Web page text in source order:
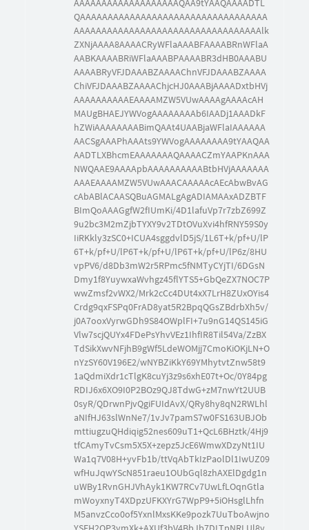
AAAAAAAAAAAAAAAAAAAQAA9tYAAQAAAADTL
QAAAAAAAAAAAAAAAAAAAAAAAAAAAAAAAAAA
AAAAAAAAAAAAAAAAAAAAAAAAAAAAAAAAAAlk
ZXNjAAAA8AAAACRyWFlaAAABFAAAABRnWFlaA
AABKAAAABRiWFlaAAABPAAAABR3dHB0AAABU
AAAABRyVFJDAAABZAAAAChnVFJDAAABZAAAA
ChiVFJDAAABZAAAAChjcHJ0AAABjAAAADxtbHVj
AAAAAAAAAAEAAAAMZW5VUwAAAAgAAAAcAH
MAUgBHAEJYWVogAAAAAAAAb6IAADj1AAADkF
hZWiAAAAAAAABimQAAt4UAABjaWFlaIAAAAAA
AACSgAAAPhAAAts9YWVogAAAAAAAA9tYAAQAA
AADTLXBhcmEAAAAAAAQAAAACZmYAAPKnAAA
NWQAAE9AAAApbAAAAAAAAAABtbHVjAAAAAAA
AAAEAAAAMZW5VUwAAACAAAAAcAEcAbwBvAG
cAbABlACAASQBuAGMALgAgADIAMAAxADZBTF
BImQoAAAGgfW2fIUmKi/4D1lafuVp7r7zbZ699Z
9u2bc3M2mZjbTYXY9v2TDtOVuXvi4hfRNY59S0y
IiRKkly3zSC0+ICUA4sggdvlD5jS/1L6T+k/pf+U/lP
6T+k/pf+U/lP6T+k/pf+U/lP6T+k/pf+U/lP6z/8HU
vpPV6/d8Db3mW2r5RPmc5fNMTyCYjTI/6DGsN
Dmy1f8YuywxaWvhgz45flYTS5+GbQeZX7NOC7P
wwZmsf2vWX2/Mrk2cCc4DUt4xX7LrH8ZUxOYis4
Crdg9qxFSPq0FrAD8yat5R2BpqQGsZBdrbXh5v/
j0A7ooxVyrwGDh9S84OWplFI+7u9nG14QS145iG
Vlw7scjQUYx4FDePsYhvVEz1IhfIR8Til54Va/ZzBX
TdSikXwvNFjhB9gWf5LdeWOMjj7CmoKiOKjLN+O
nYzSY60V196E2/wNYBZiKkY69YMhytvtZnw58t9
1aQdmiXdr1cTlgK8cuYj3z9s6xhE07t+Oc/0Y84pg
RDIJ6x6XO9I0P2BOz9QJ8TdwG+zM7nwYt2UUB
0syR/QDrwnPjvQgiFUIdAvX/QRy8hy8qN2RWLhl
aNIfHJ63slWnNe7/1vJv7pamS7w0FS163UBJOb
mttiugzuQHdiqig52nes609uT1+QcL6BHztk/4Hj9
tfCAmyTvCsm5X5X+zepz5JcE6WmwXDzyNt1IU
Wa1q7V08H+yvFb1b/ttVqAbTkIzPaolDl1IwUZ09
wfHuJqwYScN851raeu1OUbGql8zhAXElDgdg1n
uWBy1RvnGHJVhAyk1KW7RCv7UwLfLOqnGtla
mWoyxnyT4XDpzUFKXYrG7WpP9+5iOHsglLhfn
M5anvzCco0of5YxnlMxsKKe9pozk7UuTboAwjno